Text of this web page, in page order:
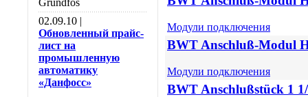
Grundfos
02.09.10 |
Обновленный прайс-
лист на
промышленную
автоматику
«Данфосс»
Модули подключения
BWT Anschluß-Modul
Модули подключения
BWT Anschlußstück 1